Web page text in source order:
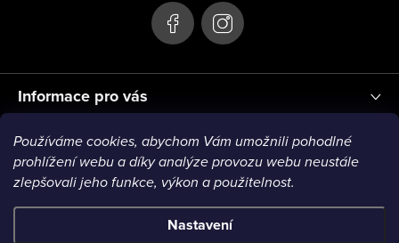
Používáme cookies, abychom Vám umožnili pohodlné
prohlížení webu a díky analýze provozu webu neustále
zlepšovali jeho funkce, výkon a použitelnost.
Nastavení
Informace pro vás
Blog